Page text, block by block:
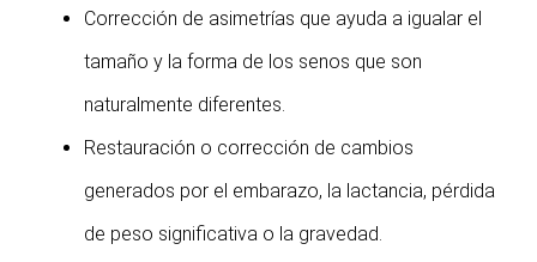
Corrección de asimetrías que ayuda a igualar el
tamaño y la forma de los senos que son
naturalmente diferentes.
Restauración o corrección de cambios
generados por el embarazo, la lactancia, pérdida
de peso significativa o la gravedad.